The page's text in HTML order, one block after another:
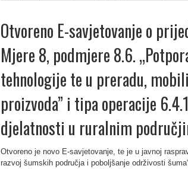
Otvoreno E-savjetovanje o
Mjere 8, podmjere 8.6.
tehnologije te u preradu,
proizvoda” i tipa operacije
djelatnosti u ruralnim
Otvoreno je novo E-savjetovanje, te je u javnoj
razvoj šumskih područja i poboljšanje održivosti